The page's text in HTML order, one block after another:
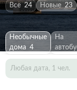
Все 24 Новые 23
Необычные
дома 4
На
Любая дата, 1 чел.